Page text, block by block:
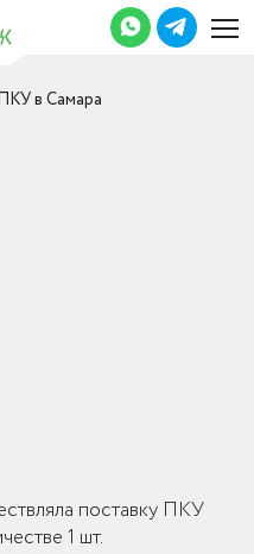
в Самара
поставку ПКУ
1 шт.